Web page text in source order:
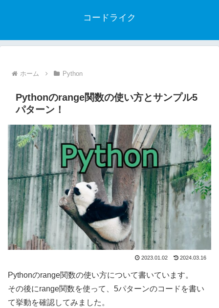
コードライク
ホーム Python
Pythonのrange関数の使い方とサンプル5
パターン！
2023.01.02 2024.03.16
Pythonのrange関数の使い方について書いています。
その後にrange関数を使って、5パターンのコードを書い
て挙動を確認してみました。